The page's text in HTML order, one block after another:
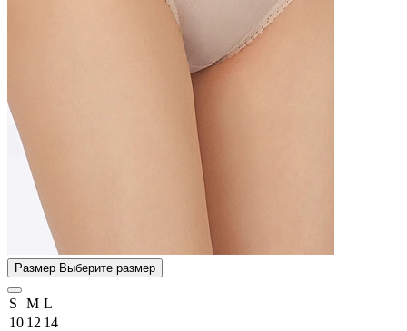
Размер Выберите размер
S M L
10 12 14